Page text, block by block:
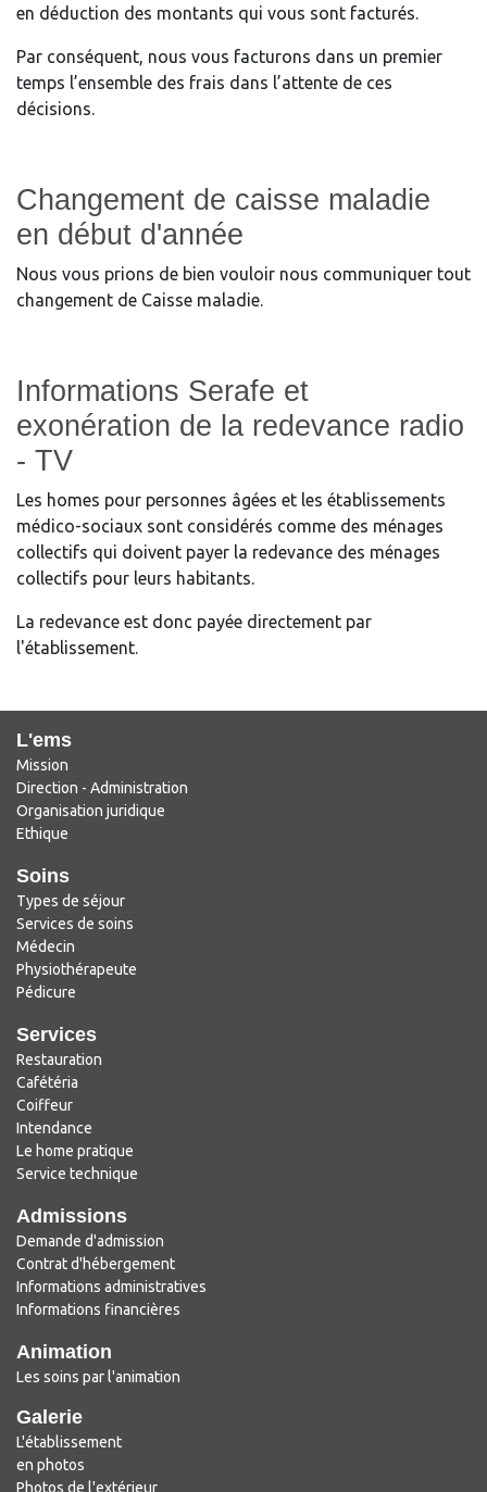
en déduction des montants qui vous sont facturés.
Par conséquent, nous vous facturons dans un premier
temps l’ensemble des frais dans l’attente de ces
décisions.
Changement de caisse maladie
en début d'année
Nous vous prions de bien vouloir nous communiquer tout
changement de Caisse maladie.
Informations Serafe et
exonération de la redevance radio
- TV
Les homes pour personnes âgées et les établissements
médico-sociaux sont considérés comme des ménages
collectifs qui doivent payer la redevance des ménages
collectifs pour leurs habitants.
La redevance est donc payée directement par
l'établissement.
L'ems
Mission
Direction - Administration
Organisation juridique
Ethique
Soins
Types de séjour
Services de soins
Médecin
Physiothérapeute
Pédicure
Services
Restauration
Cafétéria
Coiffeur
Intendance
Le home pratique
Service technique
Admissions
Demande d'admission
Contrat d'hébergement
Informations administratives
Informations financières
Animation
Les soins par l'animation
Galerie
L'établissement
en photos
Photos de l'extérieur